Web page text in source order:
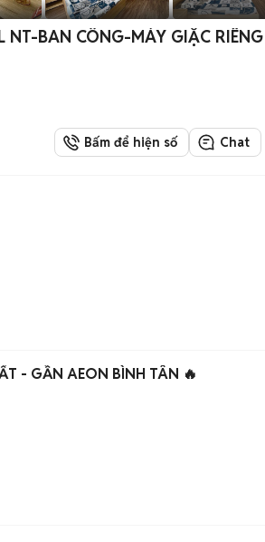
NT-BAN CÔNG-MÁY GIẶC RIÊNG
Bấm để hiện số Chat
CAO - FULL NỘI THẤT - GẦN AEON BÌNH TÂN 🔥